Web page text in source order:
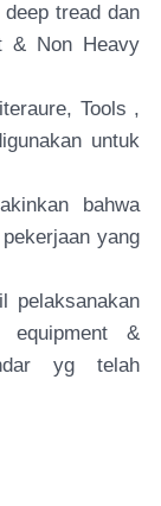
tread dan
& Non Heavy
Tools ,
untuk
bahwa
yang
pelaksanakan
equipment &
yg telah